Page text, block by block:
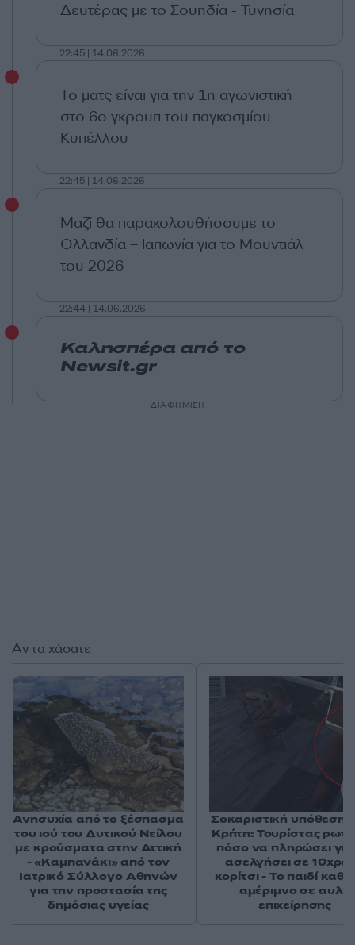
Δευτέρας με το Σουηδία - Τυνησία
22:45 | 14.06.2026
Το ματς είναι για την 1η αγωνιστική
στο 6ο γκρουπ του παγκοσμίου
Κυπέλλου
22:45 | 14.06.2026
Μαζί θα παρακολουθήσουμε το
Ολλανδία – Ιαπωνία για το Μουντιάλ
του 2026
22:44 | 14.06.2026
Καλησπέρα από το
Newsit.gr
ΔΙΑΦΗΜΙΣΗ
Αν τα χάσατε
Ανησυχία από το ξέσπασμα
του ιού του Δυτικού Νείλου
με κρούσματα στην Αττική
- «Καμπανάκι» από τον
Ιατρικό Σύλλογο Αθηνών
για την προστασία της
δημόσιας υγείας
Σοκαριστική υπόθεση
Κρήτη: Τουρίστας
πόσο να πληρώσει
ασελγήσει σε
κορίτσι - Το παιδί
αμέριμνο σε αυλή
επιχείρησης